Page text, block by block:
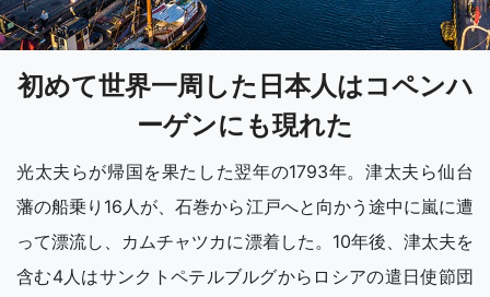
初めて世界一周した日本人はコペンハ
ーゲンにも現れた
光太夫らが帰国を果たした翌年の1793年。津太夫ら仙台
藩の船乗り16人が、石巻から江戸へと向かう途中に嵐に遭
って漂流し、カムチャツカに漂着した。10年後、津太夫を
含む4人はサンクトペテルブルグからロシアの遣日使節団